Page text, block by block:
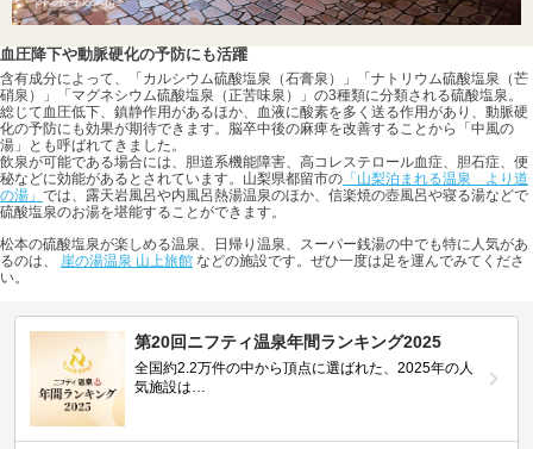
血圧降下や動脈硬化の予防にも活躍
含有成分によって、「カルシウム硫酸塩泉（石膏泉）」「ナトリウム硫酸塩泉（芒
硝泉）」「マグネシウム硫酸塩泉（正苦味泉）」の3種類に分類される硫酸塩泉。
総じて血圧低下、鎮静作用があるほか、血液に酸素を多く送る作用があり、動脈硬
化の予防にも効果が期待できます。脳卒中後の麻痺を改善することから「中風の
湯」とも呼ばれてきました。
飲泉が可能である場合には、胆道系機能障害、高コレステロール血症、胆石症、便
秘などに効能があるとされています。山梨県都留市の 「山梨泊まれる温泉 より道
の湯」 では、露天岩風呂や内風呂熱湯温泉のほか、信楽焼の壺風呂や寝る湯などで
硫酸塩泉のお湯を堪能することができます。
松本の硫酸塩泉が楽しめる温泉、日帰り温泉、スーパー銭湯の中でも特に人気があ
るのは、 崖の湯温泉 山上旅館 などの施設です。ぜひ一度は足を運んでみてくださ
い。
第20回ニフティ温泉年間ランキング2025
全国約2.2万件の中から頂点に選ばれた、2025年の人
気施設は…